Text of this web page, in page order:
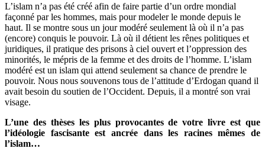
L’islam n’a pas été créé afin de faire partie d’un ordre mondial
façonné par les hommes, mais pour modeler le monde depuis le
haut. Il se montre sous un jour modéré seulement là où il n’a pas
(encore) conquis le pouvoir. Là où il détient les rênes politiques et
juridiques, il pratique des prisons à ciel ouvert et l’oppression des
minorités, le mépris de la femme et des droits de l’homme. L’islam
modéré est un islam qui attend seulement sa chance de prendre le
pouvoir. Nous nous souvenons tous de l’attitude d’Erdogan quand il
avait besoin du soutien de l’Occident. Depuis, il a montré son vrai
visage.
L’une des thèses les plus provocantes de votre livre est que
l’idéologie fascisante est ancrée dans les racines mêmes de
l’islam…